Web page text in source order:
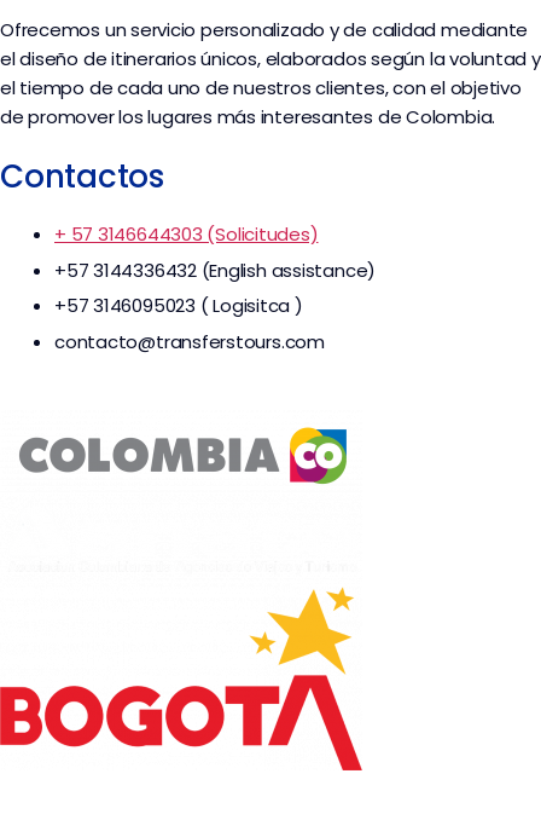
Ofrecemos un servicio personalizado y de calidad mediante
el diseño de itinerarios únicos, elaborados según la voluntad y
el tiempo de cada uno de nuestros clientes, con el objetivo
de promover los lugares más interesantes de Colombia.
Contactos
+ 57 3146644303 (Solicitudes)
+57 3144336432 (English assistance)
+57 3146095023 ( Logisitca )
contacto@transferstours.com